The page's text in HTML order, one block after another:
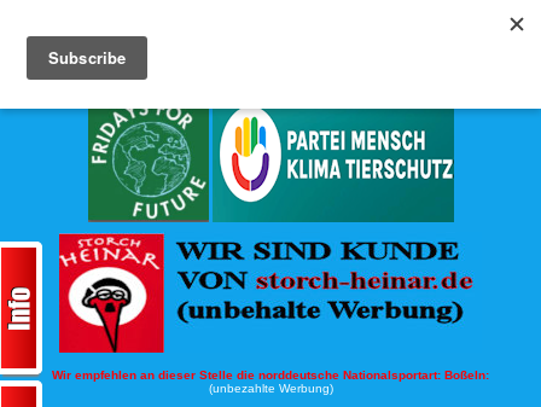
Wir empfehlen an dieser Stelle die norddeutsche Nationalsportart: Boßeln:
(unbezahlte Werbung)